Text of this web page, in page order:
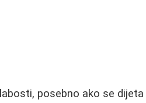
posebno ako se